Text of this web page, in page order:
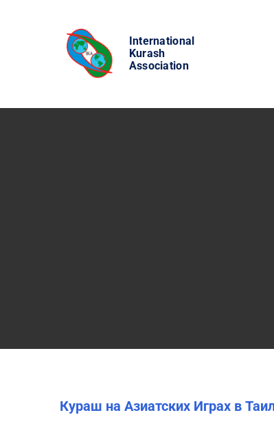
International
Kurash
Association
Кураш на Азиатских Играх в